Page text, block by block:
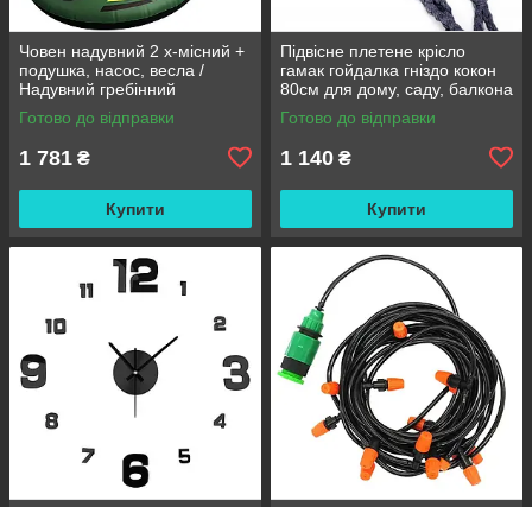
Човен надувний 2 х-місний +
подушка, насос, весла /
Надувний гребінний
двомісний гумовий човен
180/98см
Готово до відправки
1 781 ₴
Купити
Підвісне плетене крісло
гамак гойдалка гніздо кокон
80см для дому, саду, балкона
та тераси
Готово до відправки
1 140 ₴
Купити